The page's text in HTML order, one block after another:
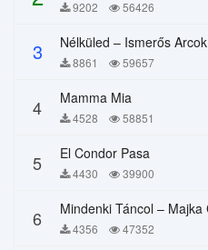
9202 56426
3 Nélküled – Ismerős Arcok
8861 59657
4 Mamma Mia
4528 58851
5 El Condor Pasa
4430 39900
6 4356 47352